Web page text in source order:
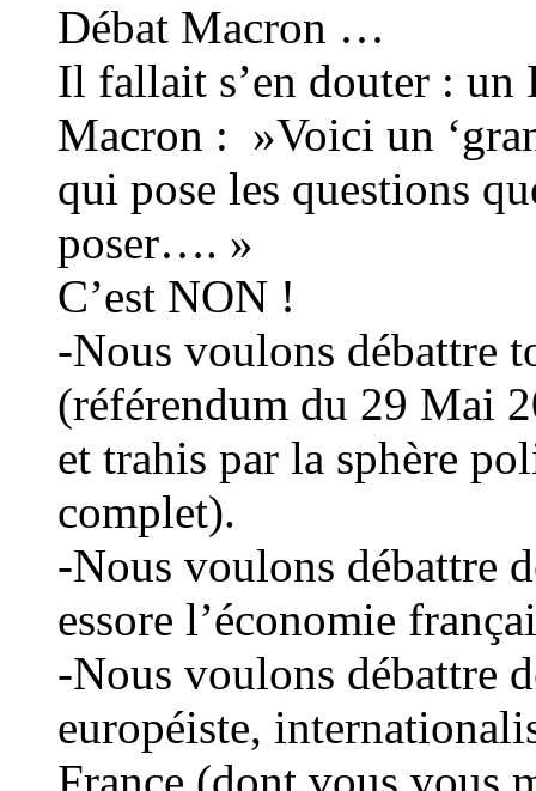
Débat Macron …
Il fallait s’en douter :
Macron : »Voici un
qui pose les questions
poser…. »
C’est NON !
-Nous voulons débattre
(référendum du 29 Mai
et trahis par la sphère
complet).
-Nous voulons débattre
essore l’économie
-Nous voulons débattre
européiste,